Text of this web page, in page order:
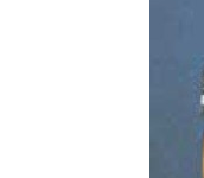
في جروح الرأس.
والفلسفة.
في البحر ويتركب